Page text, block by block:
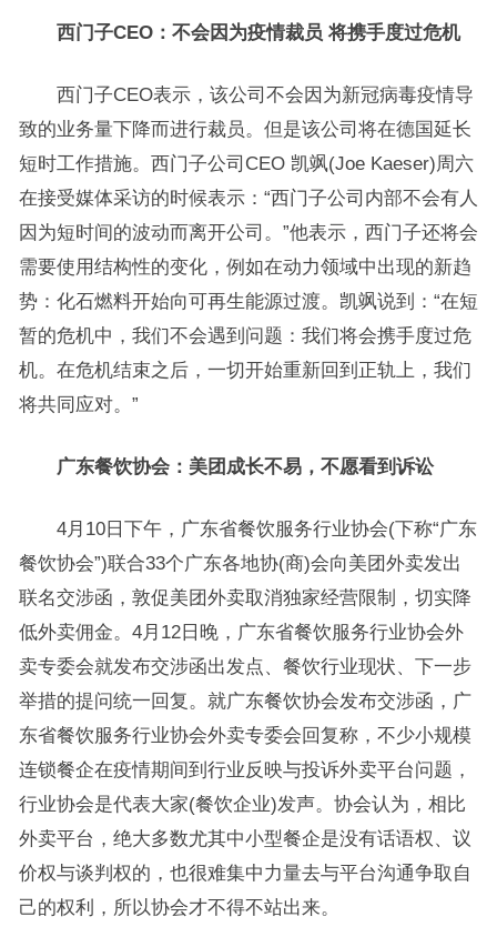
西门子CEO：不会因为疫情裁员 将携手度过危机
西门子CEO表示，该公司不会因为新冠病毒疫情导
致的业务量下降而进行裁员。但是该公司将在德国延长
短时工作措施。西门子公司CEO 凯飒(Joe Kaeser)周六
在接受媒体采访的时候表示：“西门子公司内部不会有人
因为短时间的波动而离开公司。”他表示，西门子还将会
需要使用结构性的变化，例如在动力领域中出现的新趋
势：化石燃料开始向可再生能源过渡。凯飒说到：“在短
暂的危机中，我们不会遇到问题：我们将会携手度过危
机。在危机结束之后，一切开始重新回到正轨上，我们
将共同应对。”
广东餐饮协会：美团成长不易，不愿看到诉讼
4月10日下午，广东省餐饮服务行业协会(下称“广东
餐饮协会”)联合33个广东各地协(商)会向美团外卖发出
联名交涉函，敦促美团外卖取消独家经营限制，切实降
低外卖佣金。4月12日晚，广东省餐饮服务行业协会外
卖专委会就发布交涉函出发点、餐饮行业现状、下一步
举措的提问统一回复。就广东餐饮协会发布交涉函，广
东省餐饮服务行业协会外卖专委会回复称，不少小规模
连锁餐企在疫情期间到行业反映与投诉外卖平台问题，
行业协会是代表大家(餐饮企业)发声。协会认为，相比
外卖平台，绝大多数尤其中小型餐企是没有话语权、议
价权与谈判权的，也很难集中力量去与平台沟通争取自
己的权利，所以协会才不得不站出来。